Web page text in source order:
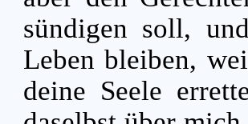
sündigen soll,
Leben bleiben,
deine Seele